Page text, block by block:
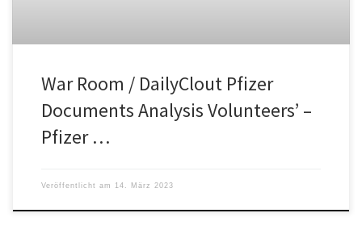
War Room / DailyClout Pfizer
Documents Analysis Volunteers’ –
Pfizer …
Veröffentlicht am 14. März 2023